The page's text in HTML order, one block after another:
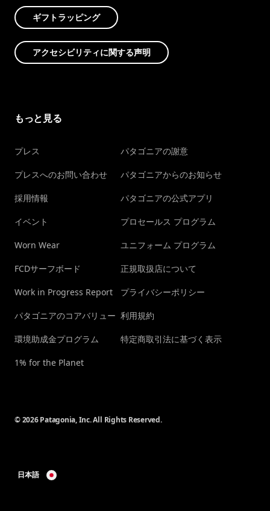
ギフトラッピング
アクセシビリティに関する声明
もっと見る
プレス
プレスへのお問い合わせ
採用情報
イベント
Worn Wear
FCDサーフボード
Work in Progress Report
パタゴニアのコアバリュー
環境助成金プログラム
1% for the Planet
パタゴニアの謝意
パタゴニアからのお知らせ
パタゴニアの公式アプリ
プロセールス プログラム
ユニフォーム プログラム
正規取扱店について
プライバシーポリシー
利用規約
特定商取引法に基づく表示
© 2026 Patagonia, Inc. All Rights Reserved.
日本語